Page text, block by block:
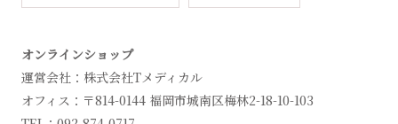
オンラインショップ
運営会社：株式会社Tメディカル
オフィス：〒814-0144 福岡市城南区梅林2-18-10-103